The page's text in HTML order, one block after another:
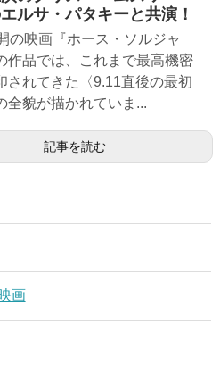
ルサ・パタキーと共演！
の映画『ホース・ソルジャ
作品では、これまで最高機密
されてきた〈9.11直後の最初
全貌が描かれていま...
記事を読む
画